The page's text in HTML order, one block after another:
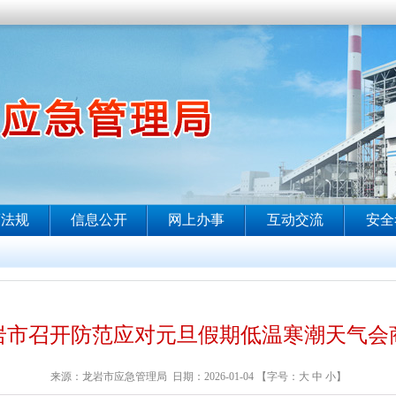
市召开防范应对元旦假期低温寒潮天气会
来源：龙岩市应急管理局 日期：2026-01-04 【字号： 大 中 小】